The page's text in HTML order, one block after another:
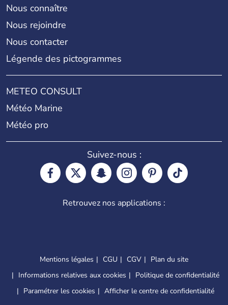
Nous connaître
Nous rejoindre
Nous contacter
Légende des pictogrammes
METEO CONSULT
Météo Marine
Météo pro
Suivez-nous :
Retrouvez nos applications :
Mentions légales CGU CGV
Plan du site
Informations relatives aux cookies
Politique de confidentialité
Paramétrer les cookies
Afficher le centre de confidentialité